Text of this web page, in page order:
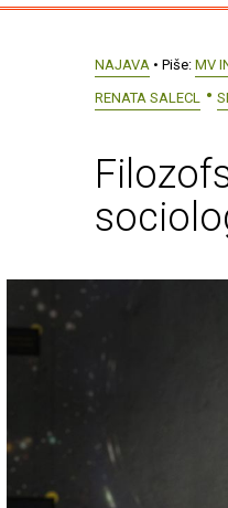
NAJAVA • Piše: MV
RENATA SALECL